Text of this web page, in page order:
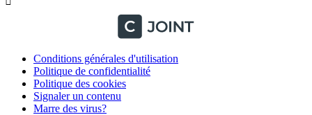
Conditions générales d'utilisation
Politique de confidentialité
Politique des cookies
Signaler un contenu
Marre des virus?